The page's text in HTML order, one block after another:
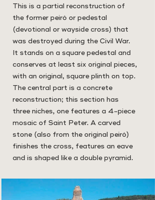
This is a partial reconstruction of
the former peiró or pedestal
(devotional or wayside cross) that
was destroyed during the Civil War.
It stands on a square pedestal and
conserves at least six original pieces,
with an original, square plinth on top.
The central part is a concrete
reconstruction; this section has
three niches, one features a 4-piece
mosaic of Saint Peter. A carved
stone (also from the original peiró)
finishes the cross, features an eave
and is shaped like a double pyramid.